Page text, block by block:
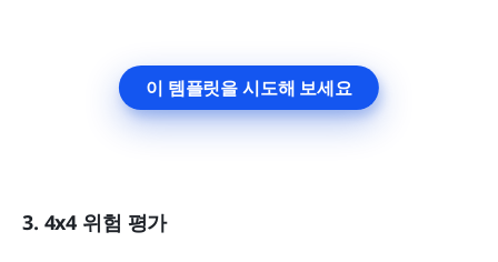
이 템플릿을 시도해 보세요
3. 4x4 위험 평가